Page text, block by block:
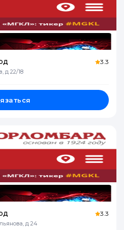
д 22/18
3.3
д 24
3.3